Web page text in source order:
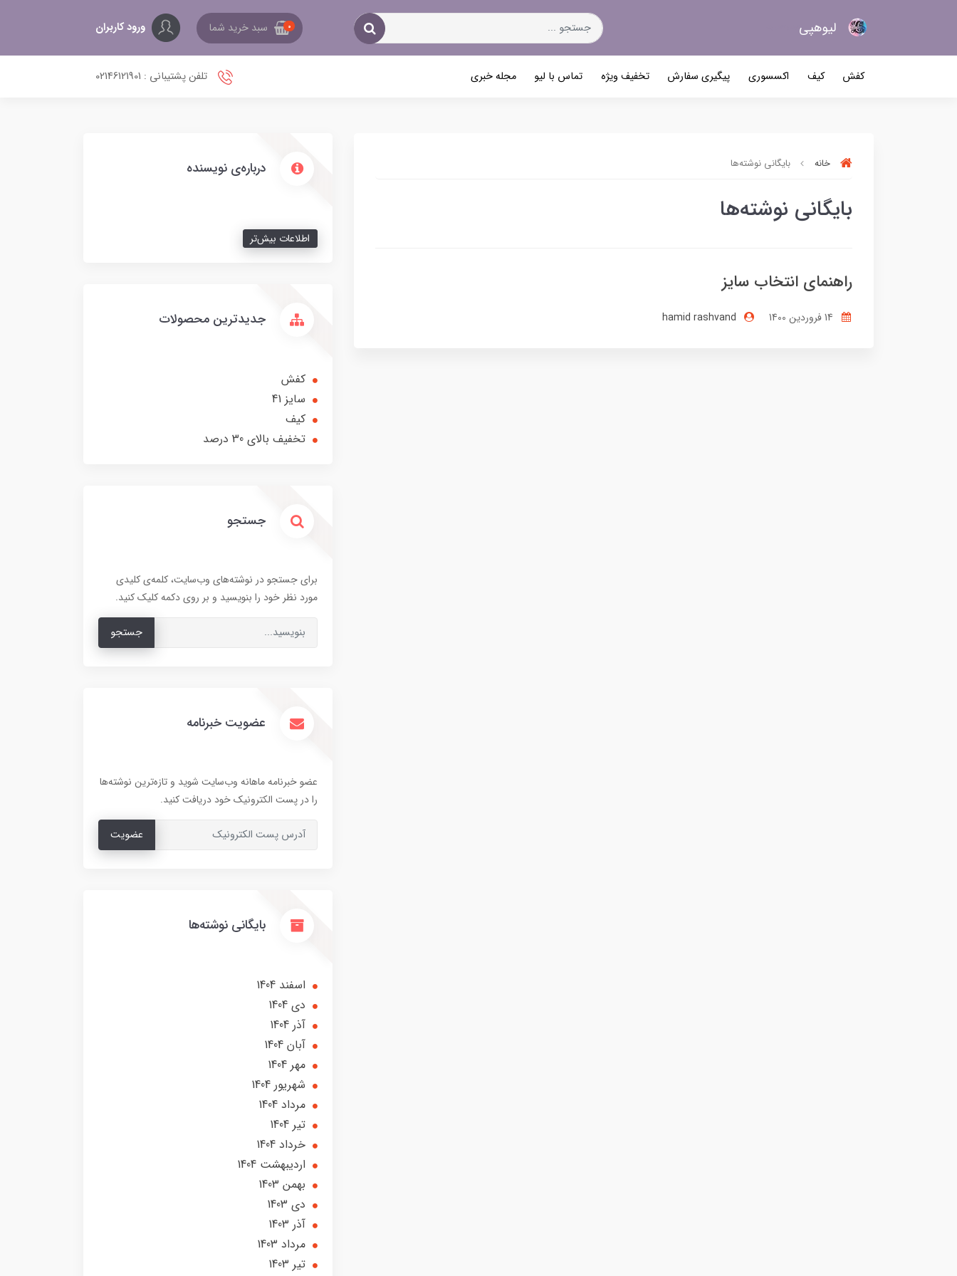
لیو‌هپی 0 سبد خرید شما ورود کاربران
کفش کیف اکسسوری پیگیری سفارش تخفیف ویژه تماس با لیو مجله خبری تلفن پشتیبانی : 02146121901
خانه بایگانی نوشته‌ها
بایگانی نوشته‌ها
راهنمای انتخاب سایز
hamid rashvand
درباره‌ی نویسنده
اطلاعات بیش‌تر
جدیدترین محصولات
کفش
سایز 41
کیف
تخفیف بالای 30 درصد
جستجو
برای جستجو در نوشته‌های وب‌سایت، کلمه‌ی کلیدی
مورد نظر خود را بنویسید و بر روی دکمه کلیک کنید.
جستجو
عضویت خبرنامه
عضو خبرنامه ماهانه وب‌سایت شوید و تازه‌ترین نوشته‌ها
را در پست الکترونیک خود دریافت کنید.
عضویت
بایگانی نوشته‌ها
اسفند 1404
دی 1404
آذر 1404
آبان 1404
مهر 1404
شهریور 1404
مرداد 1404
تير 1404
خرداد 1404
ارديبهشت 1404
بهمن 1403
دی 1403
آذر 1403
مرداد 1403
تير 1403